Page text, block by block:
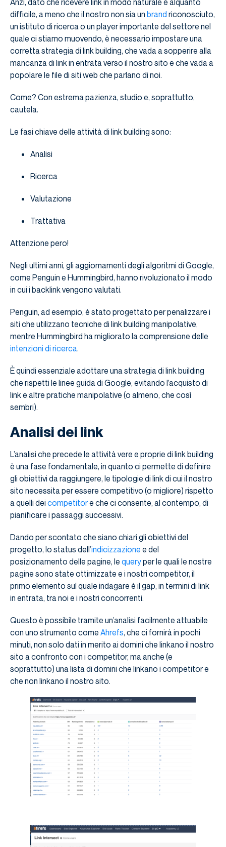
difficile, a meno che il nostro non sia un brand riconosciuto,
un istituto di ricerca o un player importante del settore nel
quale ci stiamo muovendo, è necessario impostare una
corretta strategia di link building, che vada a sopperire alla
mancanza di link in entrata verso il nostro sito e che vada a
popolare le file di siti web che parlano di noi.
Come? Con estrema pazienza, studio e, soprattutto,
cautela.
Le fasi chiave delle attività di link building sono:
Analisi
Ricerca
Valutazione
Trattativa
Attenzione pero!
Negli ultimi anni, gli aggiornamenti degli algoritmi di Google,
come Penguin e Hummingbird, hanno rivoluzionato il modo
in cui i backlink vengono valutati.
Penguin, ad esempio, è stato progettato per penalizzare i
siti che utilizzano tecniche di link building manipolative,
mentre Hummingbird ha migliorato la comprensione delle
intenzioni di ricerca.
È quindi essenziale adottare una strategia di link building
che rispetti le linee guida di Google, evitando l’acquisto di
link e altre pratiche manipolative (o almeno, che così
sembri).
Analisi dei link
L’analisi che precede le attività vere e proprie di link building
è una fase fondamentale, in quanto ci permette di definire
gli obiettivi da raggiungere, le tipologie di link di cui il nostro
sito necessita per essere competitivo (o migliore) rispetto
a quelli dei competitore che ci consente, al contempo, di
pianificare i passaggi successivi.
Dando per scontato che siano chiari gli obiettivi del
progetto, lo status dell’indicizzazione e del
posizionamento delle pagine, le queryper le quali le nostre
pagine sono state ottimizzate e i nostri competitor, il
primo elemento sul quale indagare è il gap, in termini di link
in entrata, tra noi e i nostri concorrenti.
Questo è possibile tramite un’analisi facilmente attuabile
con uno strumento come Ahrefs, che ci fornirà in pochi
minuti, non solo dati in merito ai domini che linkano il nostro
sito a confronto con i competitor, ma anche (e
soprattutto) una lista di domini che linkano i competitor e
che non linkano il nostro sito.